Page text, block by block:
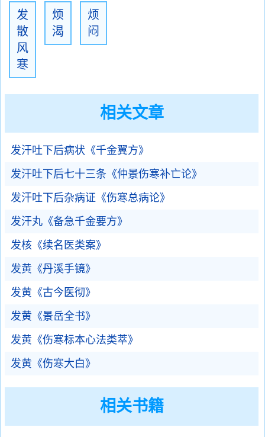
发
散
风
寒
烦
渴
烦
闷
相关文章
发汗吐下后病状《千金翼方》
发汗吐下后七十三条《仲景伤寒补亡论》
发汗吐下后杂病证《伤寒总病论》
发汗丸《备急千金要方》
发核《续名医类案》
发黄《丹溪手镜》
发黄《古今医彻》
发黄《景岳全书》
发黄《伤寒标本心法类萃》
发黄《伤寒大白》
相关书籍